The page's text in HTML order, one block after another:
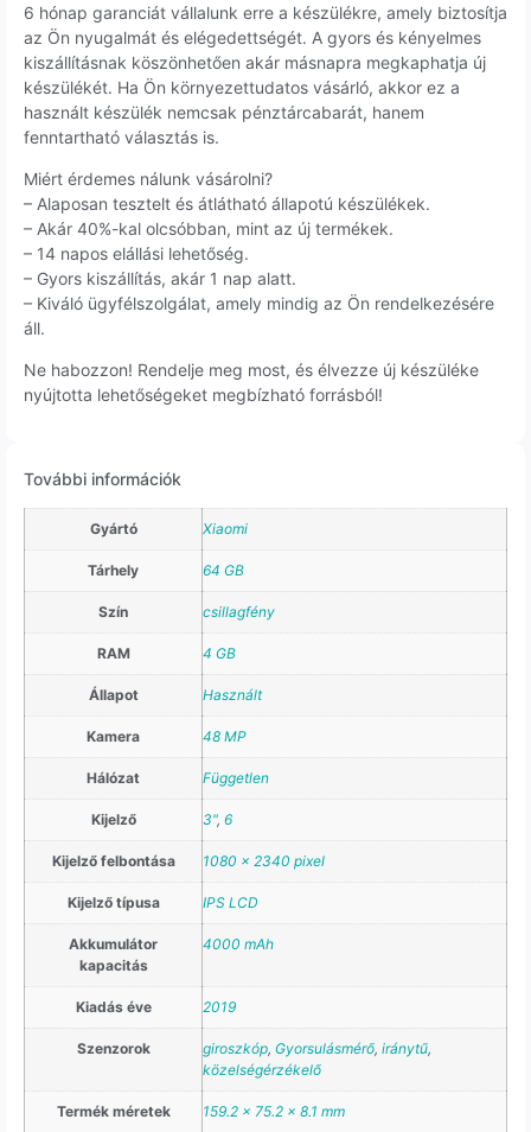
6 hónap garanciát vállalunk erre a készülékre, amely biztosítja
az Ön nyugalmát és elégedettségét. A gyors és kényelmes
kiszállításnak köszönhetően akár másnapra megkaphatja új
készülékét. Ha Ön környezettudatos vásárló, akkor ez a
használt készülék nemcsak pénztárcabarát, hanem
fenntartható választás is.
Miért érdemes nálunk vásárolni?
– Alaposan tesztelt és átlátható állapotú készülékek.
– Akár 40%-kal olcsóbban, mint az új termékek.
– 14 napos elállási lehetőség.
– Gyors kiszállítás, akár 1 nap alatt.
– Kiváló ügyfélszolgálat, amely mindig az Ön rendelkezésére
áll.
Ne habozzon! Rendelje meg most, és élvezze új készüléke
nyújtotta lehetőségeket megbízható forrásból!
További információk
Gyártó Xiaomi
Tárhely 64 GB
Szín csillagfény
RAM 4 GB
Állapot Használt
Kamera 48 MP
Hálózat Független
Kijelző 3", 6
Kijelző felbontása 1080 x 2340 pixel
Kijelző típusa IPS LCD
Akkumulátor
kapacitás
4000 mAh
Kiadás éve 2019
Szenzorok giroszkóp, Gyorsulásmérő, iránytű,
közelségérzékelő
Termék méretek 159.2 x 75.2 x 8.1 mm